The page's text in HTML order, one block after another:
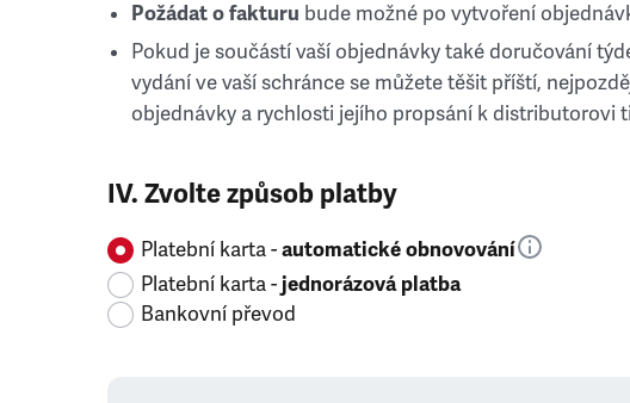
Požádat o fakturu bude možné po vytvoření
Pokud je součástí vaší objednávky také doručování
vydání ve vaší schránce se můžete těšit příští,
objednávky a rychlosti jejího propsání k distributorovi
IV. Zvolte způsob platby
Platební karta -automatické obnovování
Platební karta -jednorázová platba
Bankovní převod